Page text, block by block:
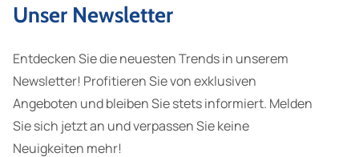
Unser Newsletter
Entdecken Sie die neuesten Trends in unserem
Newsletter! Profitieren Sie von exklusiven
Angeboten und bleiben Sie stets informiert. Melden
Sie sich jetzt an und verpassen Sie keine
Neuigkeiten mehr!